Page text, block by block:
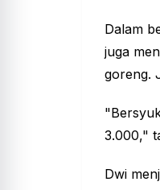
Dalam
juga
goreng.
3.000,"
Dwi